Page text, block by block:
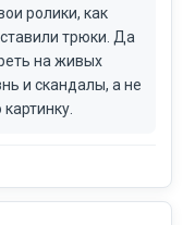
ролики, как
трюки. Да
на живых
и скандалы, а не